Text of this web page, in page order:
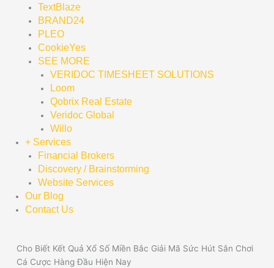
TextBlaze
BRAND24
PLEO
CookieYes
SEE MORE
VERIDOC TIMESHEET SOLUTIONS
Loom
Qobrix Real Estate
Veridoc Global
Willo
+ Services
Financial Brokers
Discovery / Brainstorming
Website Services
Our Blog
Contact Us
Cho Biết Kết Quả Xổ Số Miền Bắc Giải Mã Sức Hút Sân Chơi
Cá Cược Hàng Đầu Hiện Nay